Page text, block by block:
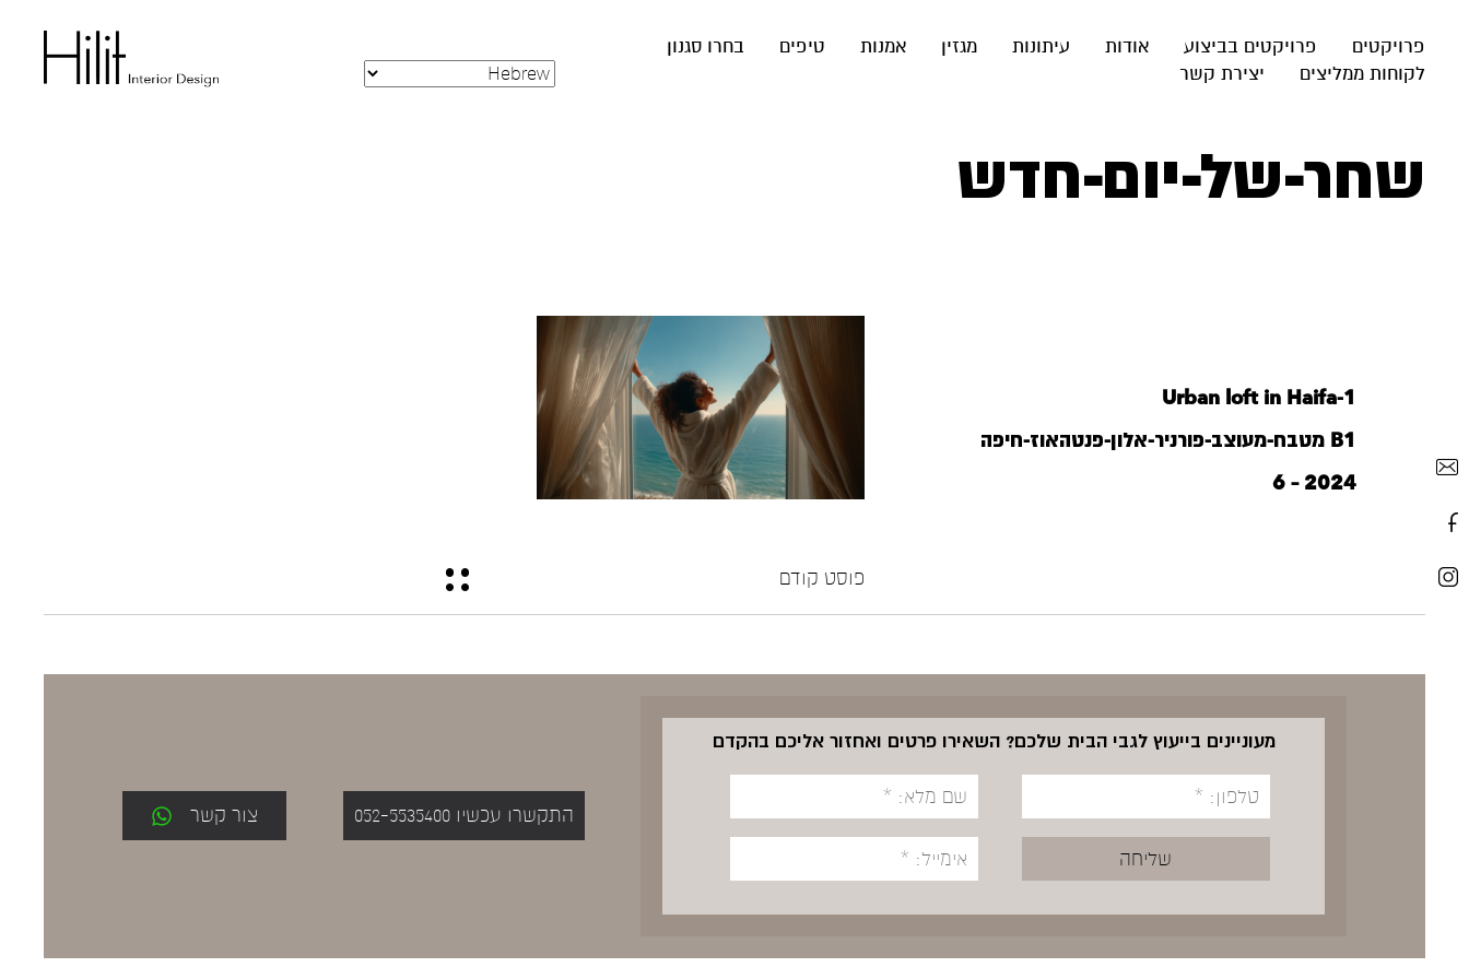
פרויקטים פרויקטים בביצוע אודות עיתונות מגזין אמנות טיפים
בחרו סגנון
לקוחות ממליצים
יצירת קשר
שחר-של-יום-חדש
Urban loft in Haifa-1
B1 מטבח-מעוצב-פורניר-אלון-פנטהאוז-חיפה
2024 – 6
פוסט קודם
מעוניינים בייעוץ לגבי הבית שלכם? השאירו פרטים ואחזור אליכם בהקדם
התקשרו עכשיו 052-5535400 צור קשר